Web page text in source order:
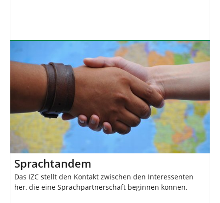
Sprachtandem
Das IZC stellt den Kontakt zwischen den Interessenten
her, die eine Sprachpartnerschaft beginnen können.